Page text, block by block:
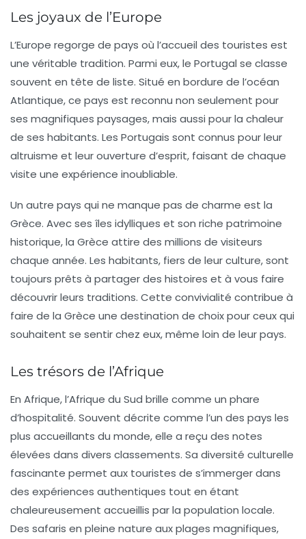
Les joyaux de l’Europe
L’Europe regorge de pays où l’accueil des touristes est
une véritable tradition. Parmi eux, le Portugal se classe
souvent en tête de liste. Situé en bordure de l’océan
Atlantique, ce pays est reconnu non seulement pour
ses magnifiques paysages, mais aussi pour la chaleur
de ses habitants. Les Portugais sont connus pour leur
altruisme et leur ouverture d’esprit, faisant de chaque
visite une expérience inoubliable.
Un autre pays qui ne manque pas de charme est la
Grèce. Avec ses îles idylliques et son riche patrimoine
historique, la Grèce attire des millions de visiteurs
chaque année. Les habitants, fiers de leur culture, sont
toujours prêts à partager des histoires et à vous faire
découvrir leurs traditions. Cette convivialité contribue à
faire de la Grèce une destination de choix pour ceux qui
souhaitent se sentir chez eux, même loin de leur pays.
Les trésors de l’Afrique
En Afrique, l’Afrique du Sud brille comme un phare
d’hospitalité. Souvent décrite comme l’un des pays les
plus accueillants du monde, elle a reçu des notes
élevées dans divers classements. Sa diversité culturelle
fascinante permet aux touristes de s’immerger dans
des expériences authentiques tout en étant
chaleureusement accueillis par la population locale.
Des safaris en pleine nature aux plages magnifiques,